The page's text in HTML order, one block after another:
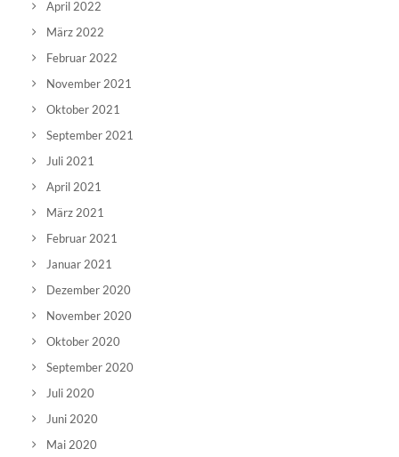
April 2022
März 2022
Februar 2022
November 2021
Oktober 2021
September 2021
Juli 2021
April 2021
März 2021
Februar 2021
Januar 2021
Dezember 2020
November 2020
Oktober 2020
September 2020
Juli 2020
Juni 2020
Mai 2020